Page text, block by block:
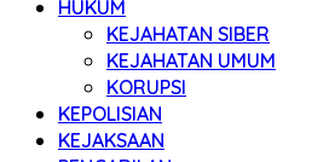
HUKUM
KEJAHATAN SIBER
KEJAHATAN UMUM
KORUPSI
KEPOLISIAN
KEJAKSAAN